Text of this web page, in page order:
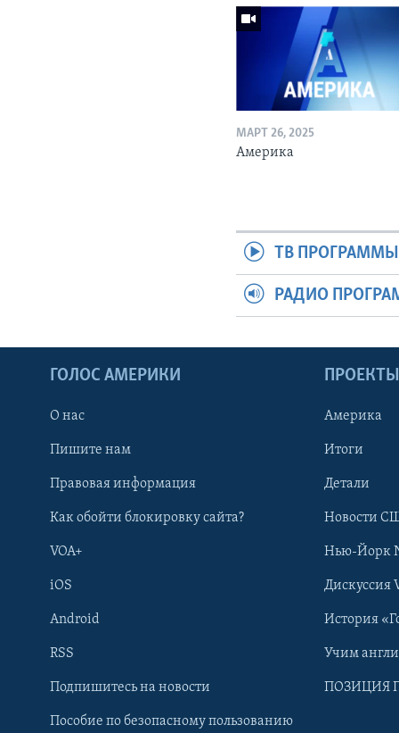
Learning English
МАРТ 26, 2025
Америка
ТВ ПРОГРАММЫ
РАДИО
ГОЛОС АМЕРИКИ
О нас
Пишите нам
Правовая информация
Как обойти блокировку сайта?
VOA+
iOS
Android
RSS
Подпишитесь на новости
Пособие по безопасному пользованию
ПРОЕКТЫ
Америка
Итоги
Детали
Новости
Нью-Йорк
Дискуссия
История
Учим
ПОЗИЦИЯ